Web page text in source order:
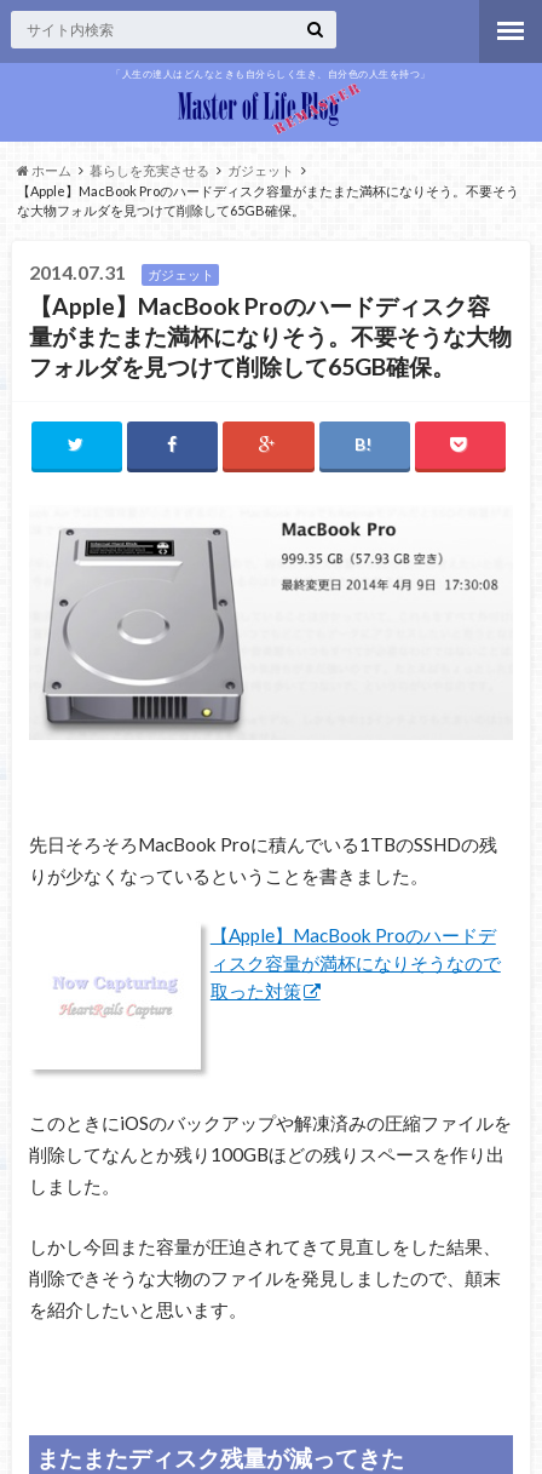
「人生の達人はどんなときも自分らしく生き、自分色の人生を持つ」
ホーム 暮らしを充実させる
ガジェット
【Apple】MacBook Proのハードディスク容量がまたまた満杯になりそう。不要そう
な大物フォルダを見つけて削除して65GB確保。
2014.07.31 ガジェット
【Apple】MacBook Proのハードディスク容
量がまたまた満杯になりそう。不要そうな大物
フォルダを見つけて削除して65GB確保。
先日そろそろMacBook Proに積んでいる1TBのSSHDの残
りが少なくなっているということを書きました。
【Apple】MacBook Proのハードデ
ィスク容量が満杯になりそうなので
取った対策
このときにiOSのバックアップや解凍済みの圧縮ファイルを
削除してなんとか残り100GBほどの残りスペースを作り出
しました。
しかし今回また容量が圧迫されてきて見直しをした結果、
削除できそうな大物のファイルを発見しましたので、顛末
を紹介したいと思います。
またまたディスク残量が減ってきた